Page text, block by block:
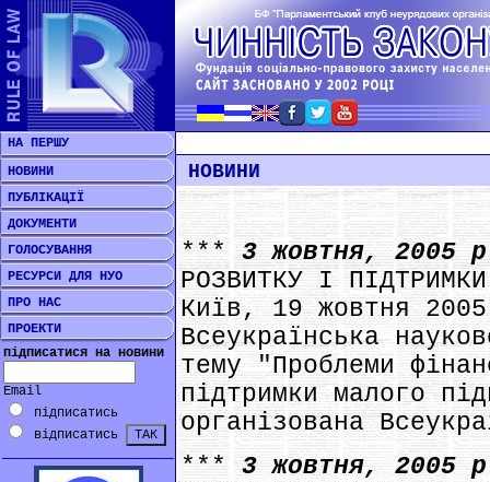
НА ПЕРШУ
НОВИНИ
ПУБЛІКАЦІЇ
ДОКУМЕНТИ
ГОЛОСУВАННЯ
РЕСУРСИ ДЛЯ НУО
ПРО НАС
ПРОЕКТИ
підписатися на новини
Email
підписатись
відписатись
НОВИНИ
***3 жовтня, 2005
РОЗВИТКУ І
Київ, 19 жовтня
Всеукраїнська
тему "Проблеми
підтримки малого
організована
***3 жовтня, 2005